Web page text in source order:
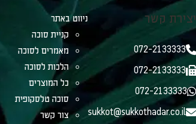
יצירת קשר
072-2133333
072-2133333
072-2133333
sukkot@sukkothadar.co.il
ניווט באתר
קניית סוכה
מאמרים לסוכה
הלכות לסוכה
כל המוצרים
סוכה טלסקופית
צור קשר